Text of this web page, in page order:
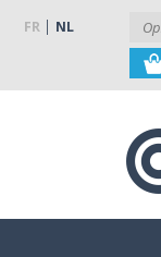
FR NL